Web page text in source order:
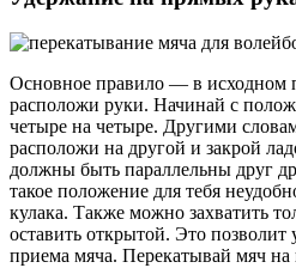
Основное правило — в исходном
расположи руки. Начинай с
четыре на четыре. Другими
расположи на другой и закрой
должны быть параллельны друг
такое положение для тебя
кулака. Также можно захватить
оставить открытой. Это позволит
приема мяча. Перекатывай мяч